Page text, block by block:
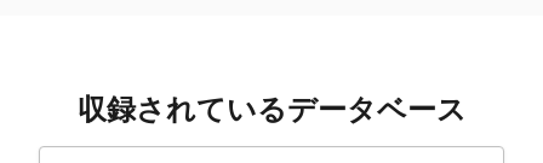
収録されているデータベース